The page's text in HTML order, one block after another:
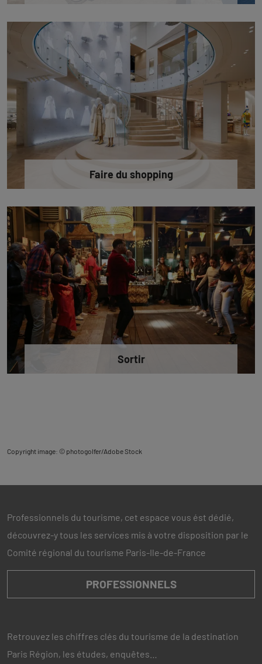
Faire du shopping
Sortir
Copyright image: © photogolfer/Adobe Stock
Professionnels du tourisme, cet espace vous ést dédié,
découvrez-y tous les services mis à votre disposition par le
Comité régional du tourisme Paris-Ile-de-France
PROFESSIONNELS
Retrouvez les chiffres clés du tourisme de la destination
Paris Région, les études, enquêtes…